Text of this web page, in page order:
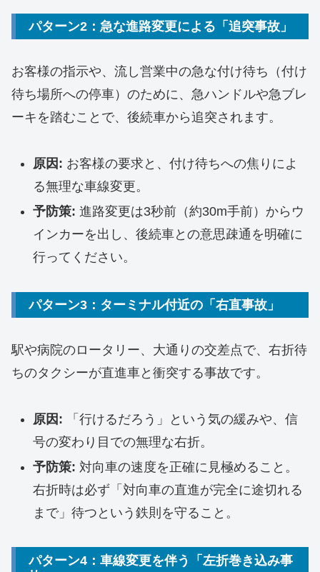
パターン2：急な進路変更による「追突事故」
お客様の指示や、流し営業中の急な付け待ち（付け
待ち場所への停車）のために、急ハンドルや急ブレ
ーキを踏むことで、後続車から追突されます。
原因: お客様の要求と、付け待ちへの焦りによ
る無理な車線変更。
予防策: 進路変更は3秒前（約30m手前）からウ
インカーを出し、後続車との意思疎通を明確に
行ってください。
パターン3：ターミナル付近の「右直事故」
駅や病院のロータリー、大通りの交差点で、右折待
ちのタクシーが直進車と衝突する事故です。
原因: 「行けるだろう」という気の緩みや、信
号の変わり目での無理な右折。
予防策: 対向車の速度を正確に見極めること。
右折時は必ず「対向車の直進が完全に途切れる
まで」待つという鉄則を守ること。
パターン4：車線変更を伴う「左折巻き込み事